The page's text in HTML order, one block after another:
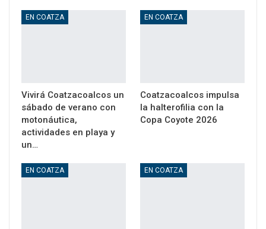
EN COATZA
Vivirá Coatzacoalcos un
sábado de verano con
motonáutica,
actividades en playa y
un…
EN COATZA
Coatzacoalcos impulsa
la halterofilia con la
Copa Coyote 2026
EN COATZA EN COATZA